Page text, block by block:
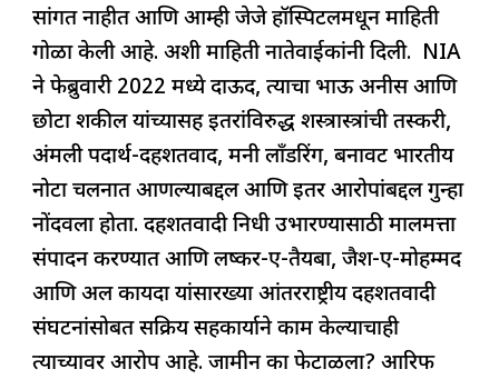
सांगत नाहीत आणि आम्ही जेजे हॉस्पिटलमधून माहिती
गोळा केली आहे. अशी माहिती नातेवाईकांनी दिली. NIA
ने फेब्रुवारी 2022 मध्ये दाऊद, त्याचा भाऊ अनीस आणि
छोटा शकील यांच्यासह इतरांविरुद्ध शस्त्रास्त्रांची तस्करी,
अंमली पदार्थ-दहशतवाद, मनी लाँडरिंग, बनावट भारतीय
नोटा चलनात आणल्याबद्दल आणि इतर आरोपांबद्दल गुन्हा
नोंदवला होता. दहशतवादी निधी उभारण्यासाठी मालमत्ता
संपादन करण्यात आणि लष्कर-ए-तैयबा, जैश-ए-मोहम्मद
आणि अल कायदा यांसारख्या आंतरराष्ट्रीय दहशतवादी
संघटनांसोबत सक्रिय सहकार्याने काम केल्याचाही
त्याच्यावर आरोप आहे. जामीन का फेटाळला? आरिफ